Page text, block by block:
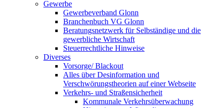
Gewerbe
Gewerbeverband Glonn
Branchenbuch VG Glonn
Beratungsnetzwerk für Selbständige und die
gewerbliche Wirtschaft
Steuerrechtliche Hinweise
Diverses
Vorsorge/ Blackout
Alles über Desinformation und
Verschwörungstheorien auf einer Webseite
Verkehrs- und Straßensicherheit
Kommunale Verkehrsüberwachung